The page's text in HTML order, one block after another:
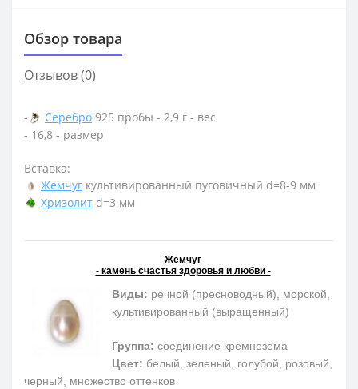
Обзор товара
Отзывов (0)
- Серебро 925 пробы - 2,9 г - вес
- 16,8 - размер
Вставка:
Жемчуг культивированный пуговичный d=8-9 мм
Хризолит d=3 мм
Жемчуг
- камень счастья здоровья и любви -
Виды: речной (пресноводный), морской,
культивированный (выращенный)
Группа: соединение кремнезема
Цвет: белый, зеленый, голубой, розовый,
черный, множество оттенков